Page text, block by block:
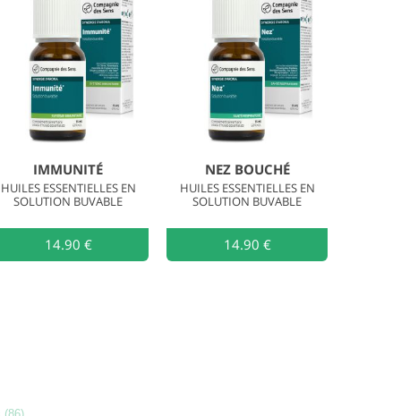
Ajouter au
IMMUNITÉ
HUILES ESSENTIELLES EN
SOLUTION BUVABLE
14.90 € Ajouter au
NEZ BOUCHÉ
HUILES ESSENTIELLES EN
SOLUTION BUVABLE
14.90 €
(86)